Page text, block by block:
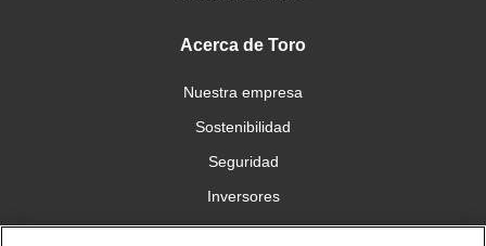
Acerca de Toro
Nuestra empresa
Sostenibilidad
Seguridad
Inversores
Trabajo